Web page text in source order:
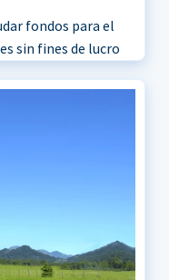
fondos para el
sin fines de lucro